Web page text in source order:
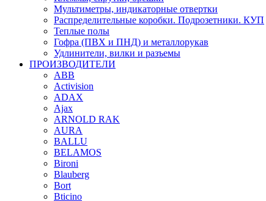
Мультиметры, индикаторные отвертки
Распределительные коробки. Подрозетники. КУП
Теплые полы
Гофра (ПВХ и ПНД) и металлорукав
Удлинители, вилки и разъемы
ПРОИЗВОДИТЕЛИ
ABB
Activision
ADAX
Ajax
ARNOLD RAK
AURA
BALLU
BELAMOS
Bironi
Blauberg
Bort
Bticino